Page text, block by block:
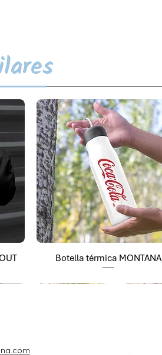
Botella térmica MONTANA